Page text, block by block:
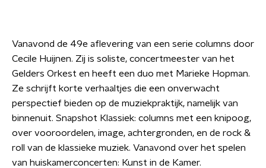
Vanavond de 49e aflevering van een serie columns door
Cecile Huijnen. Zij is soliste, concertmeester van het
Gelders Orkest en heeft een duo met Marieke Hopman.
Ze schrijft korte verhaaltjes die een onverwacht
perspectief bieden op de muziekpraktijk, namelijk van
binnenuit. Snapshot Klassiek: columns met een knipoog,
over vooroordelen, image, achtergronden, en de rock &
roll van de klassieke muziek. Vanavond over het spelen
van huiskamerconcerten: Kunst in de Kamer.